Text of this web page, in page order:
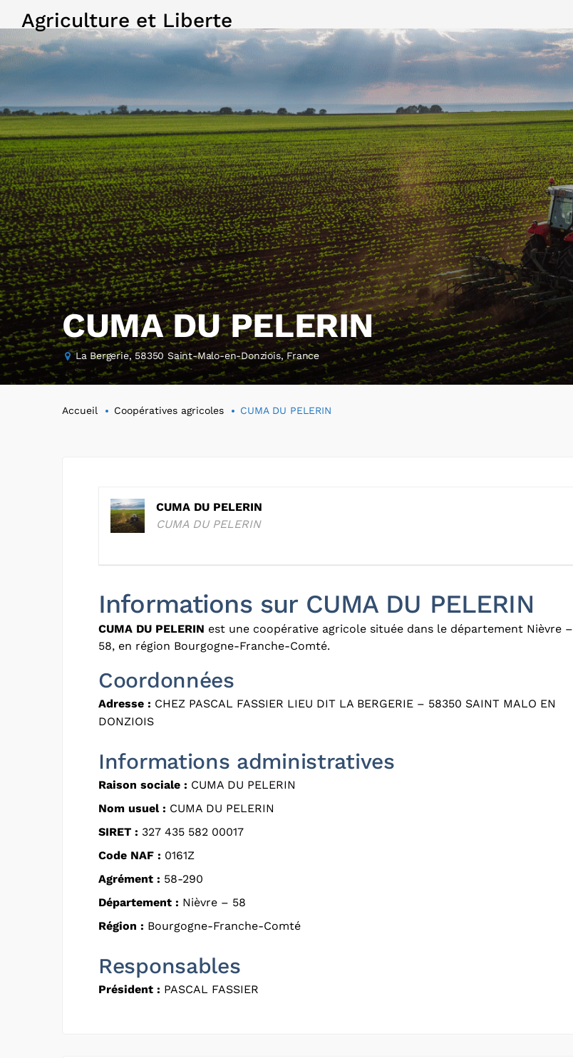
Agriculture et Liberte
CUMA DU PELERIN
La Bergerie, 58350 Saint-Malo-en-Donziois, France
Accueil Coopératives agricoles CUMA DU PELERIN
CUMA DU PELERIN
CUMA DU PELERIN
Informations sur CUMA DU PELERIN
CUMA DU PELERIN est une coopérative agricole située dans le département Nièvre –
58, en région Bourgogne-Franche-Comté.
Coordonnées
Adresse : CHEZ PASCAL FASSIER LIEU DIT LA BERGERIE – 58350 SAINT MALO EN
DONZIOIS
Informations administratives
Raison sociale : CUMA DU PELERIN
Nom usuel : CUMA DU PELERIN
SIRET : 327 435 582 00017
Code NAF : 0161Z
Agrément : 58-290
Département : Nièvre – 58
Région : Bourgogne-Franche-Comté
Responsables
Président : PASCAL FASSIER